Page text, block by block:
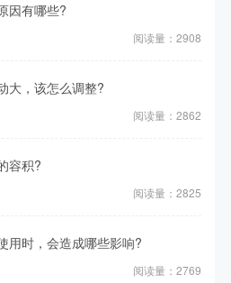
因有哪些?
阅读量：2908
大，该怎么调整?
阅读量：2862
容积?
阅读量：2825
用时，会造成哪些影响?
阅读量：2769